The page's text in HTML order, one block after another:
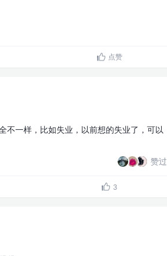
点赞
不一样，比如失业，以前想的失业了，可以
赞过
3